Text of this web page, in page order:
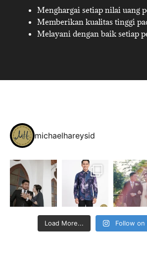
Menghargai setiap nilai uang
Memberikan kualitas tinggi
Melayani dengan baik setiap
michaelhareysid
Load More... Follow on